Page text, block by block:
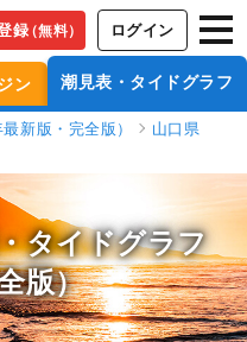
録（無料） ログイン
ン 潮見表・タイドグラフ
新版・完全版）
山口県
タイドグラフ
版）